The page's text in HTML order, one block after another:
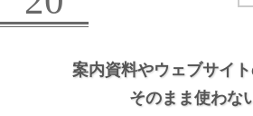
案内資料やウェブサイト
そのまま使わな